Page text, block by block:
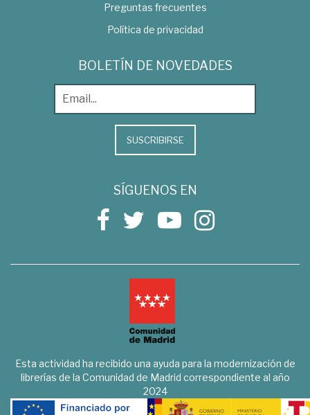
Preguntas frecuentes
Política de privacidad
BOLETÍN DE NOVEDADES
SUSCRIBIRSE
SÍGUENOS EN
Esta actividad ha recibido una ayuda para la modernización de
librerías de la Comunidad de Madrid correspondiente al año
2024